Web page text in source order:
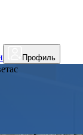
Профиль